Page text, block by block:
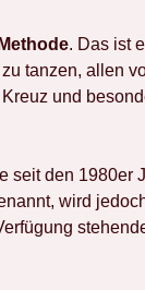
. Das ist
tanzen, allen
und
den
wird